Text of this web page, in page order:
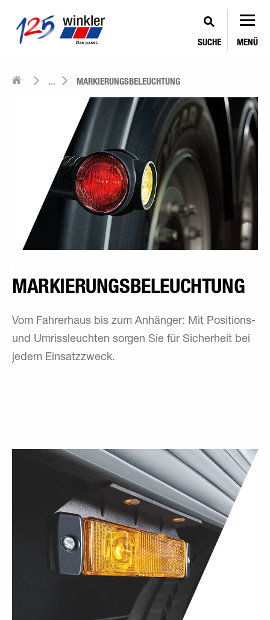
SUCHE MENÜ
... MARKIERUNGSBELEUCHTUNG
MARKIE­RUNGS­BELEUCHTUNG
Vom Fahrerhaus bis zum Anhänger: Mit Positions-
und Umrissleuchten sorgen Sie für Sicherheit bei
jedem Einsatzzweck.